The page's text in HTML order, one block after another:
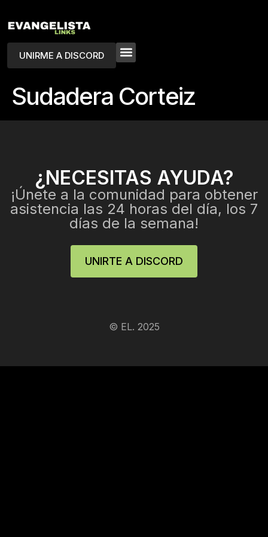
UNIRME A DISCORD
Sudadera Corteiz
¿NECESITAS AYUDA?
¡Únete a la comunidad para obtener
asistencia las 24 horas del día, los 7
días de la semana!
UNIRTE A DISCORD
© EL. 2025